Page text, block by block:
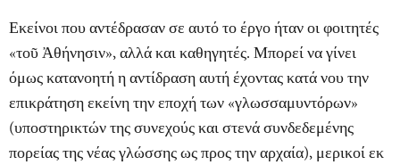
Εκείνοι που αντέδρασαν σε αυτό το έργο ήταν οι φοιτητές
«τοῦ Ἀθήνησιν», αλλά και καθηγητές. Μπορεί να γίνει
όμως κατανοητή η αντίδραση αυτή έχοντας κατά νου την
επικράτηση εκείνη την εποχή των «γλωσσαμυντόρων»
(υποστηρικτών της συνεχούς και στενά συνδεδεμένης
πορείας της νέας γλώσσης ως προς την αρχαία), μερικοί εκ